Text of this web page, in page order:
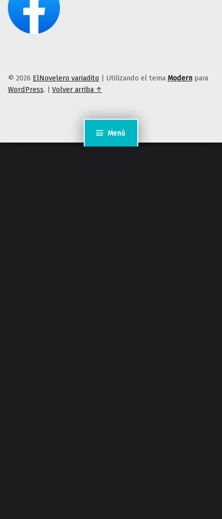
Menú
© 2026 ElNovelero variadito | Utilizando el tema Modern para
WordPress. | Volver arriba ↑